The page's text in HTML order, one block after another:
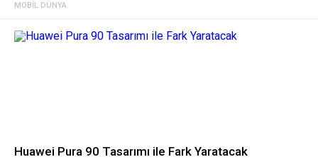
MOBIL DÜNYA
Huawei Pura 90 Tasarımı ile Fark Yaratacak